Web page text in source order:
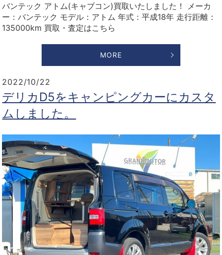
バンテック アトム(キャブコン)買取いたしました！ メーカ
ー：バンテック モデル：アトム 年式：平成18年 走行距離：
135000km 買取・査定はこちら
MORE
2022/10/22
デリカD5をキャンピングカーにカスタ
ムしました。